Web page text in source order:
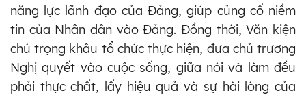
năng lực lãnh đạo của Đảng, giúp củng cố niềm
tin của Nhân dân vào Đảng. Đồng thời, Văn kiện
chú trọng khâu tổ chức thực hiện, đưa chủ trương
Nghị quyết vào cuộc sống, giữa nói và làm đều
phải thực chất, lấy hiệu quả và sự hài lòng của